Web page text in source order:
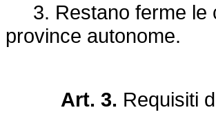
3. Restano ferme le
province autonome.
Art. 3. Requisiti